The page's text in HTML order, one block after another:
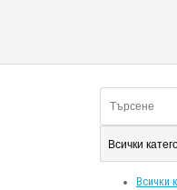
Всички
Всички